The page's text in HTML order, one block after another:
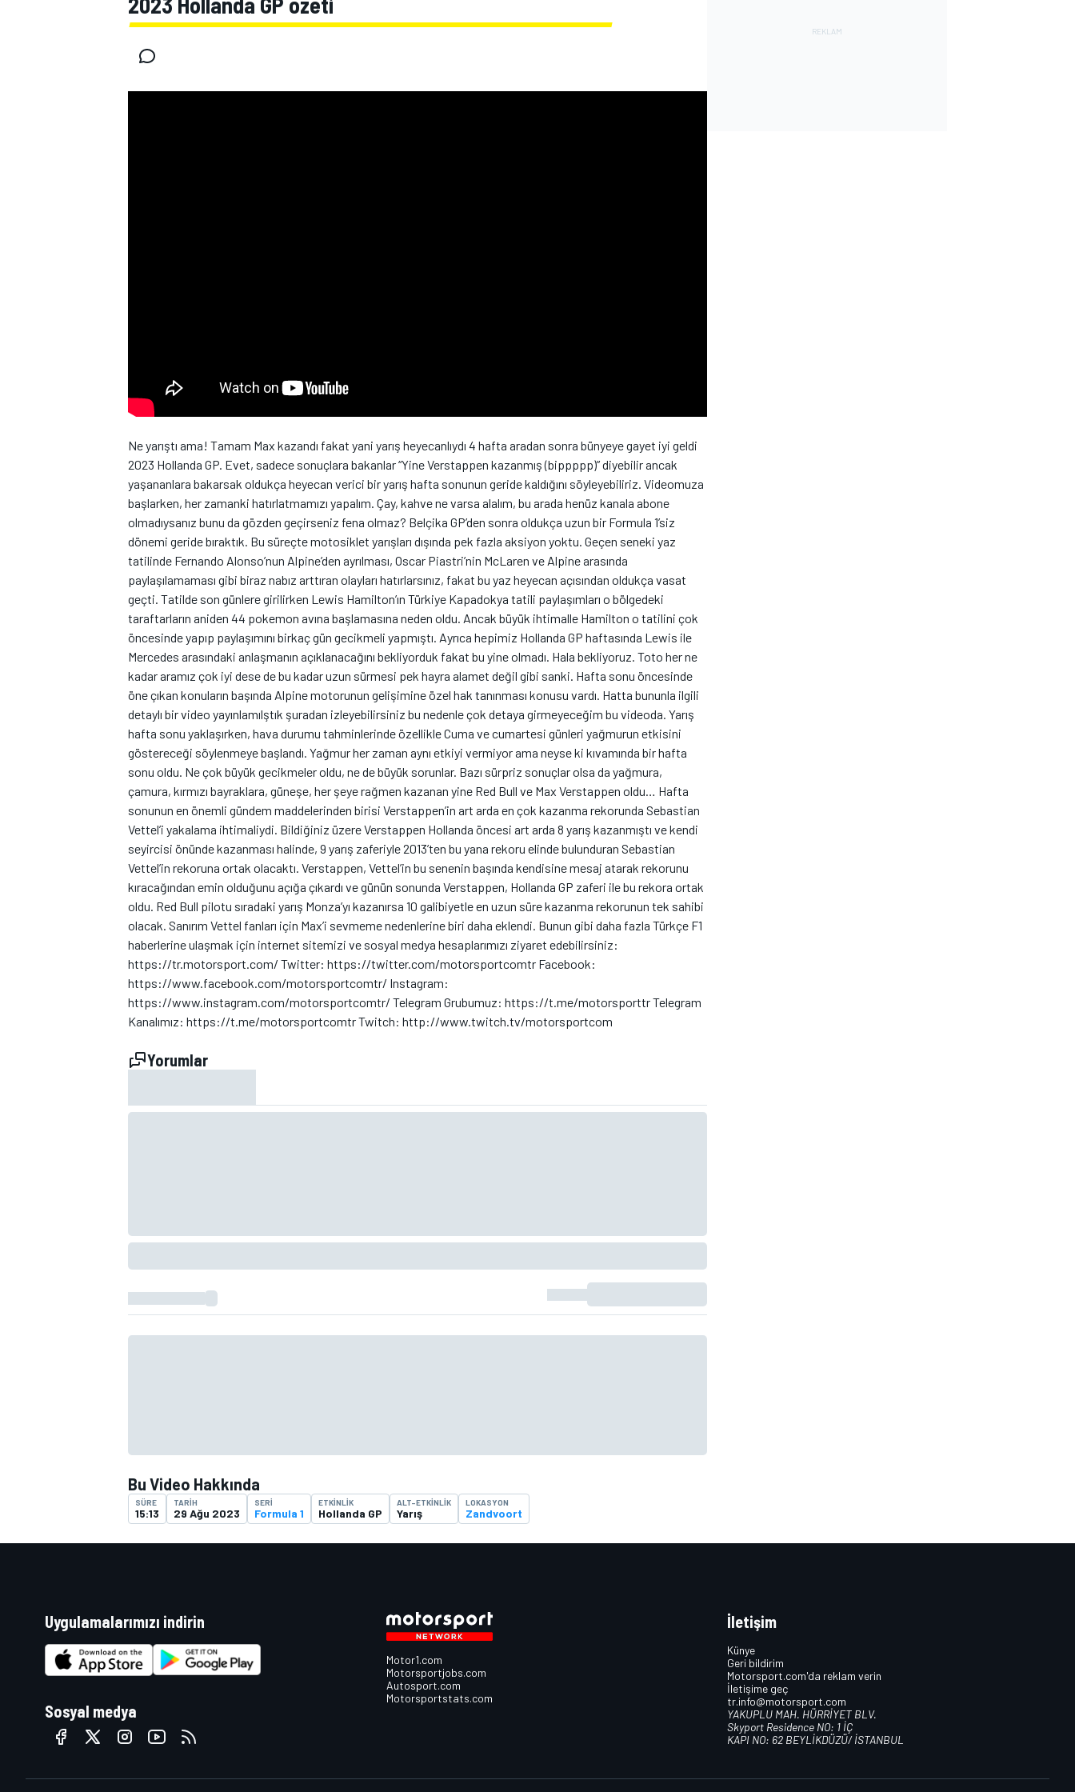
MOTOGP
WRC
TÜRK SPORCULAR
Ne yarıştı ama! Tamam Max kazandı fakat yani yarış heyecanlıydı 4 hafta aradan sonra bünyeye gayet iyi geldi
2023 Hollanda GP. Evet, sadece sonuçlara bakanlar “Yine Verstappen kazanmış (bippppp)” diyebilir ancak
yaşananlara bakarsak oldukça heyecan verici bir yarış hafta sonunun geride kaldığını söyleyebiliriz. Videomuza
başlarken, her zamanki hatırlatmamızı yapalım. Çay, kahve ne varsa alalım, bu arada henüz kanala abone
olmadıysanız bunu da gözden geçirseniz fena olmaz? Belçika GP’den sonra oldukça uzun bir Formula 1’siz
dönemi geride bıraktık. Bu süreçte motosiklet yarışları dışında pek fazla aksiyon yoktu. Geçen seneki yaz
tatilinde Fernando Alonso’nun Alpine’den ayrılması, Oscar Piastri’nin McLaren ve Alpine arasında
paylaşılamaması gibi biraz nabız arttıran olayları hatırlarsınız, fakat bu yaz heyecan açısından oldukça vasat
geçti. Tatilde son günlere girilirken Lewis Hamilton’ın Türkiye Kapadokya tatili paylaşımları o bölgedeki
taraftarların aniden 44 pokemon avına başlamasına neden oldu. Ancak büyük ihtimalle Hamilton o tatilini çok
öncesinde yapıp paylaşımını birkaç gün gecikmeli yapmıştı. Ayrıca hepimiz Hollanda GP haftasında Lewis ile
Mercedes arasındaki anlaşmanın açıklanacağını bekliyorduk fakat bu yine olmadı. Hala bekliyoruz. Toto her ne
kadar aramız çok iyi dese de bu kadar uzun sürmesi pek hayra alamet değil gibi sanki. Hafta sonu öncesinde
öne çıkan konuların başında Alpine motorunun gelişimine özel hak tanınması konusu vardı. Hatta bununla ilgili
detaylı bir video yayınlamılştık şuradan izleyebilirsiniz bu nedenle çok detaya girmeyeceğim bu videoda. Yarış
hafta sonu yaklaşırken, hava durumu tahminlerinde özellikle Cuma ve cumartesi günleri yağmurun etkisini
göstereceği söylenmeye başlandı. Yağmur her zaman aynı etkiyi vermiyor ama neyse ki kıvamında bir hafta
sonu oldu. Ne çok büyük gecikmeler oldu, ne de büyük sorunlar. Bazı sürpriz sonuçlar olsa da yağmura,
çamura, kırmızı bayraklara, güneşe, her şeye rağmen kazanan yine Red Bull ve Max Verstappen oldu… Hafta
sonunun en önemli gündem maddelerinden birisi Verstappen’in art arda en çok kazanma rekorunda Sebastian
Vettel’i yakalama ihtimaliydi. Bildiğiniz üzere Verstappen Hollanda öncesi art arda 8 yarış kazanmıştı ve kendi
seyircisi önünde kazanması halinde, 9 yarış zaferiyle 2013’ten bu yana rekoru elinde bulunduran Sebastian
Vettel’in rekoruna ortak olacaktı. Verstappen, Vettel’in bu senenin başında kendisine mesaj atarak rekorunu
kıracağından emin olduğunu açığa çıkardı ve günün sonunda Verstappen, Hollanda GP zaferi ile bu rekora ortak
oldu. Red Bull pilotu sıradaki yarış Monza’yı kazanırsa 10 galibiyetle en uzun süre kazanma rekorunun tek sahibi
olacak. Sanırım Vettel fanları için Max’i sevmeme nedenlerine biri daha eklendi. Bunun gibi daha fazla Türkçe F1
haberlerine ulaşmak için internet sitemizi ve sosyal medya hesaplarımızı ziyaret edebilirsiniz:
https://tr.motorsport.com/ Twitter: https://twitter.com/motorsportcomtr Facebook:
https://www.facebook.com/motorsportcomtr/ Instagram:
https://www.instagram.com/motorsportcomtr/ Telegram Grubumuz: https://t.me/motorsporttr Telegram
Kanalımız: https://t.me/motorsportcomtr Twitch: http://www.twitch.tv/motorsportcom
Yorumlar
Bu Video Hakkında
SÜRE
15:13
TARIH
29 Ağu 2023
SERI
Formula 1
ETKINLIK
Hollanda GP
ALT-ETKINLIK
Yarış
LOKASYON
Zandvoort
Uygulamalarımızı indirin
Sosyal medya
Motor1.com
Motorsportjobs.com
Autosport.com
Motorsportstats.com
İletişim
Künye
Geri bildirim
Motorsport.com'da reklam verin
İletişime geç
tr.info@motorsport.com
YAKUPLU MAH. HÜRRİYET BLV.
Skyport Residence NO: 1 İÇ
KAPI NO: 62 BEYLİKDÜZÜ/ İSTANBUL